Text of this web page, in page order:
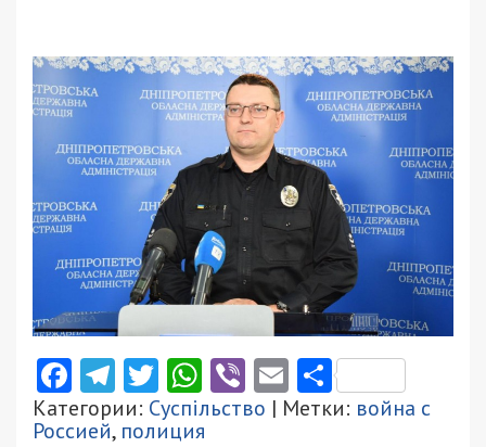
Facebook
Telegram
Twitter
WhatsApp
ViberEmail
Категории: Суспільство | Метки: война с
Россией, полиция